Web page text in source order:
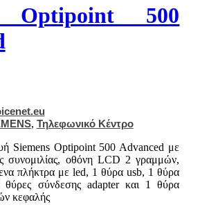
Optipoint 500
, Τηλεφωνικό Κέντρο
Siemens Optipoint 500 Advanced με
συνομιλίας, οθόνη LCD 2 γραμμών,
πλήκτρα με led, 1 θύρα usb, 1 θύρα
σύνδεσης adapter και 1 θύρα
κεφαλής